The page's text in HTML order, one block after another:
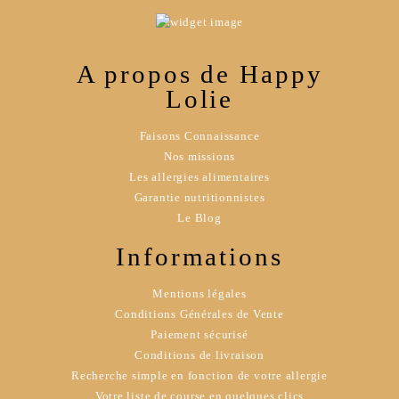
A propos de Happy
Lolie
Faisons Connaissance
Nos missions
Les allergies alimentaires
Garantie nutritionnistes
Le Blog
Informations
Mentions légales
Conditions Générales de Vente
Paiement sécurisé
Conditions de livraison
Recherche simple en fonction de votre allergie
Votre liste de course en quelques clics